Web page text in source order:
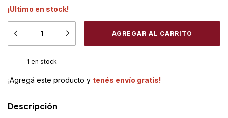
¡Ultimo en stock!
1 en stock
¡Agregá este producto y tenés envío gratis!
Descripción